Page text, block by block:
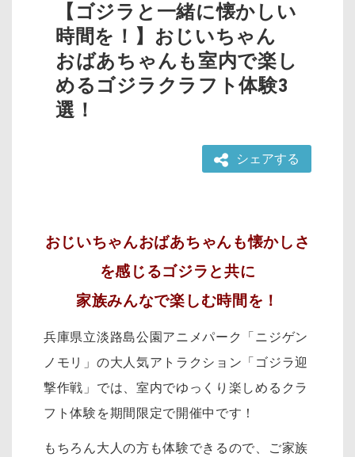
【ゴジラと一緒に懐かしい
時間を！】おじいちゃん
おばあちゃんも室内で楽し
めるゴジラクラフト体験3
選！
シェアする
おじいちゃんおばあちゃんも懐かしさ
を感じるゴジラと共に
家族みんなで楽しむ時間を！
兵庫県立淡路島公園アニメパーク「ニジゲン
ノモリ」の大人気アトラクション「ゴジラ迎
撃作戦」では、室内でゆっくり楽しめるクラ
フト体験を期間限定で開催中です！
もちろん大人の方も体験できるので、ご家族